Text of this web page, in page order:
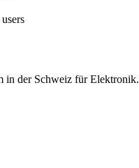
in der Schweiz für Elektronik.